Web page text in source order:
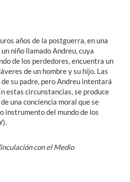
años de la postguerra, en una
niño llamado Andreu, cuya
de los perdedores, encuentra un
de un hombre y su hijo. Las
su padre, pero Andreu intentará
estas circunstancias, se produce
una conciencia moral que se
instrumento del mundo de los
con el Medio